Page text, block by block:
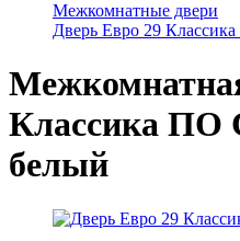
Межкомнатные двери
Дверь Евро 29
Классика ПО
белый